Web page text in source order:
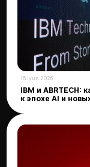
15 Iyun 2026
IBM и ABRTECH:
к эпохе AI и